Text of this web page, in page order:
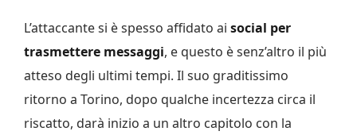
L’attaccante si è spesso affidato ai social per
trasmettere messaggi, e questo è senz’altro il più
atteso degli ultimi tempi. Il suo graditissimo
ritorno a Torino, dopo qualche incertezza circa il
riscatto, darà inizio a un altro capitolo con la